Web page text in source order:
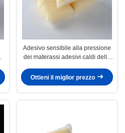
Adesivo sensibile alla pressione
dei materassi adesivi caldi della
iniziale
Ottieni il miglior prezzo